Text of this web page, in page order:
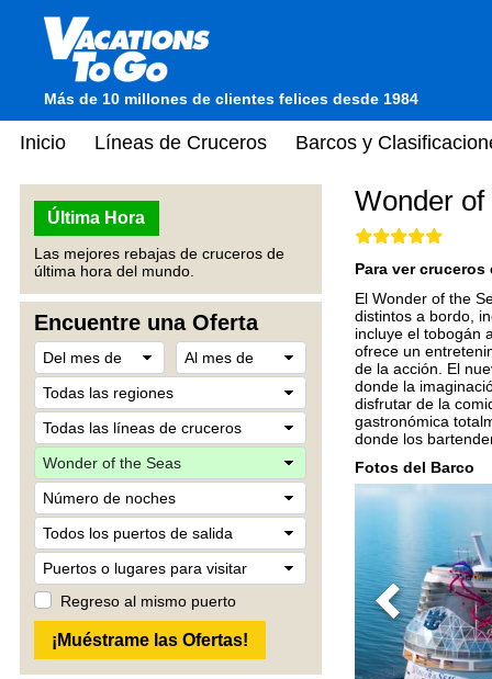
Más de 10 millones de clientes felices desde 1984
Inicio Líneas de Cruceros Barcos y
Última Hora
Las mejores rebajas de cruceros de
última hora del mundo.
Encuentre una Oferta
Regreso al mismo puerto
Wonder
Para ver
El Wonder of the
distintos a bordo,
incluye el tobogán
ofrece un
de la acción. El
donde la
disfrutar de la
gastronómica
donde los
Fotos del Barco
Previous